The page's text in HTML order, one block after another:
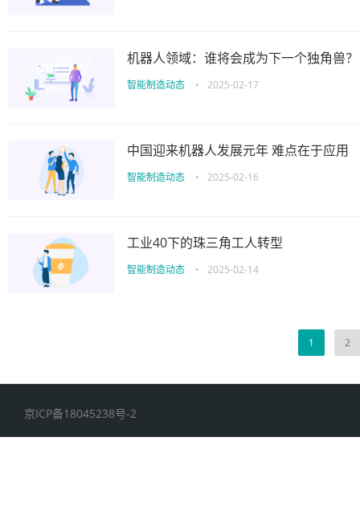
机器人领域：谁将会成为下一个独角兽？
智能制造动态 • 2025-02-17
中国迎来机器人发展元年 难点在于应用
智能制造动态 • 2025-02-16
工业40下的珠三角工人转型
智能制造动态 • 2025-02-14
1 2
京ICP备18045238号-2